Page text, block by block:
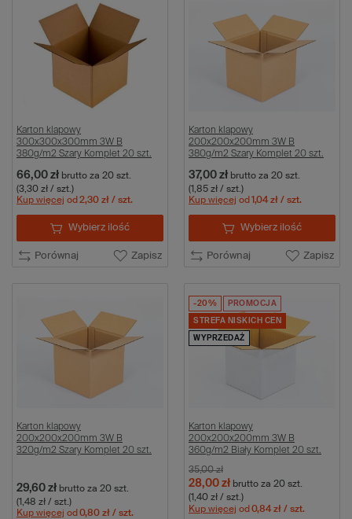
Karton klapowy
300x300x300mm 3W B
380g/m2 Szary Komplet 20 szt.
66,00 zł brutto za 20 szt.
(3,30 zł / szt.)
Kup więcej od 2,30 zł / szt.
Porównaj Zapisz
Wybierz ilość
Karton klapowy
200x200x200mm 3W B
380g/m2 Szary Komplet 20 szt.
37,00 zł brutto za 20 szt.
(1,85 zł / szt.)
Kup więcej od 1,04 zł / szt.
Porównaj Zapisz
Wybierz ilość
Karton klapowy
200x200x200mm 3W B
320g/m2 Szary Komplet 20 szt.
29,60 zł brutto za 20 szt.
(1,48 zł / szt.)
Kup więcej od 0,80 zł / szt.
-20% PROMOCJA
STREFA NISKICH CEN
WYPRZEDAŻ
Karton klapowy
200x200x200mm 3W B
360g/m2 Biały Komplet 20 szt.
35,00 zł
28,00 zł brutto za 20 szt.
(1,40 zł / szt.)
Kup więcej od 0,84 zł / szt.